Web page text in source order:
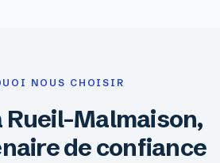
NOUS CHOISIR
Rueil-Malmaison,
de confiance